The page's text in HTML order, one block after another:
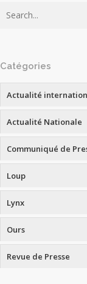
Catégories
Actualité
Actualité Nationale
Communiqué de
Loup
Lynx
Ours
Revue de Presse